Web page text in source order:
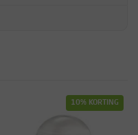
10% KORTING